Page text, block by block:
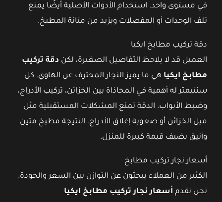
في مستوى واحد. استخدام الأدوات الأصلية أيضًا يمنع
تلف الوحدات أو المفصلات ويزيد من متانة المطبخ.
دقة تركيب مطابخ ايكيا
العميل قد لا يلاحظ التفاصيل الصغيرة، لكن دقة تركيب
مطابخ ايكيا هي ما يميز النجار المحترف عن الهاوي. كل
سنتيمتر له أهمية في المحاذاة بين الخزائن، تركيب الأدراج،
وضبط الأبواب. الدقة تمنع المشكلات المستقبلية مثل
ميل الخزائن أو صعوبة إغلاق الأدراج. النتيجة مطبخ متين
وأنيق يضيف قيمة كبيرة للمنزل.
أسعار نجار تركيب مطابخ
الكثير من العملاء يبحثون عن التوازن بين السعر والجودة.
نحن نقدم أسعار نجار تركيب مطابخ ايكيا